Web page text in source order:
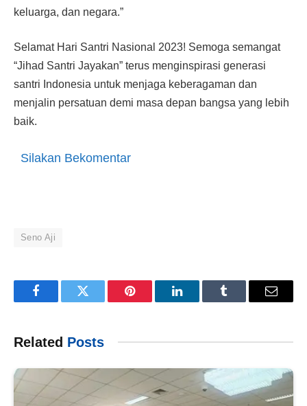
keluarga, dan negara.”
Selamat Hari Santri Nasional 2023! Semoga semangat
“Jihad Santri Jayakan” terus menginspirasi generasi
santri Indonesia untuk menjaga keberagaman dan
menjalin persatuan demi masa depan bangsa yang lebih
baik.
Silakan Bekomentar
Seno Aji
FacebookTwitter Pinterest LinkedInTumblr Email
Related Posts